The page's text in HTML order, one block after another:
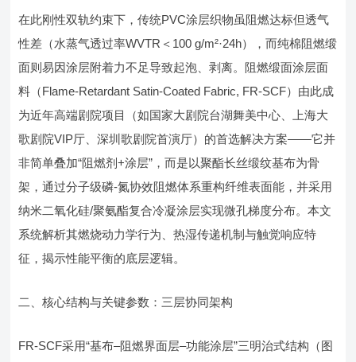
在此刚性双轨约束下，传统PVC涂层织物虽阻燃达标但透气
性差（水蒸气透过率WVTR＜100 g/m²·24h），而纯棉阻燃缎
面则易因涂层附着力不足导致起泡、剥离。阻燃缎面涂层面
料（Flame-Retardant Satin-Coated Fabric, FR-SCF）由此成
为近年高端剧院项目（如国家大剧院台湖舞美中心、上海大
歌剧院VIP厅、深圳歌剧院首演厅）的首选解决方案——它并
非简单叠加“阻燃剂+涂层”，而是以聚酯长丝缎纹基布为骨
架，通过分子级磷-氮协效阻燃体系重构纤维表面能，并采用
纳米二氧化硅/聚氨酯复合冷凝涂层实现微孔梯度分布。本文
系统解析其燃烧动力学行为、热湿传递机制与触觉响应特
征，揭示性能平衡的底层逻辑。
二、核心结构与关键参数：三层协同架构
FR-SCF采用“基布–阻燃界面层–功能涂层”三明治式结构（图